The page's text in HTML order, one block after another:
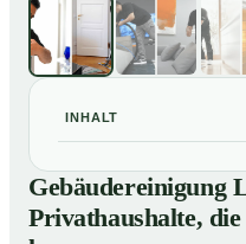
INHALT
01Gebäudereinigung
Wert auf Sauberkeit
Gebäudereinigung
Privathaushalte,